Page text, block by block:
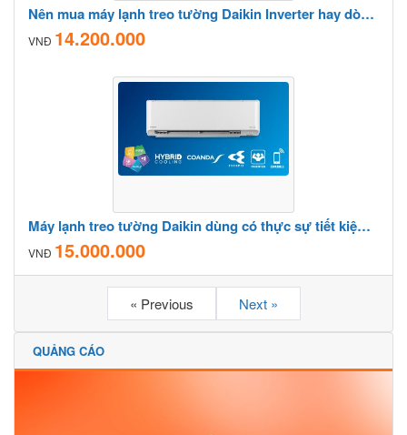
Nên mua máy lạnh treo tường Daikin Inverter hay dòng thường (Non-Inverter)?
VNĐ 14.200.000
Máy lạnh treo tường Daikin dùng có thực sự tiết kiệm điện như lời đồn?
VNĐ 15.000.000
« Previous Next »
QUẢNG CÁO